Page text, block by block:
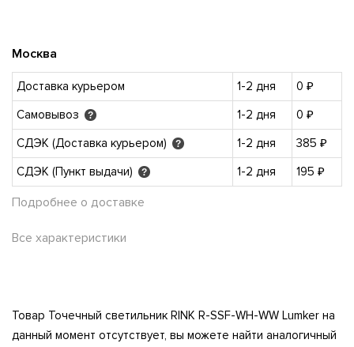
Москва
Доставка курьером 1-2 дня
0 ₽
Самовывоз
? 1-2 дня
0 ₽
СДЭК (Доставка курьером)
? 1-2 дня
385 ₽
СДЭК (Пункт выдачи)
? 1-2 дня 195 ₽
Подробнее о доставке
Все характеристики
Товар Точечный светильник RINK R-SSF-WH-WW Lumker на
данный момент отсутствует, вы можете найти аналогичный